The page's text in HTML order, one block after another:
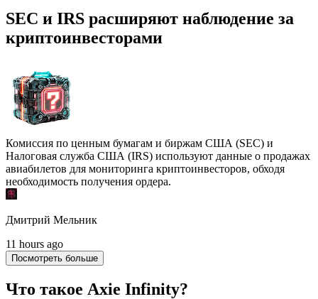
SEC и IRS расширяют наблюдение за
криптоинвесторами
Комиссия по ценным бумагам и биржам США (SEC) и
Налоговая служба США (IRS) используют данные о продажах
авиабилетов для мониторинга криптоинвесторов, обходя
необходимость получения ордера.
Дмитрий Мельник
11 hours ago
Посмотреть больше
Что такое Axie Infinity?